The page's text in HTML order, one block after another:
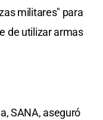
militares" para
de utilizar armas
SANA, aseguró